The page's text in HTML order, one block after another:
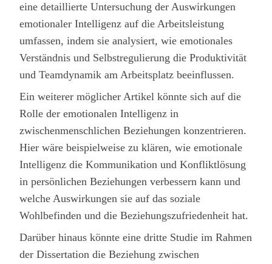
eine detaillierte Untersuchung der Auswirkungen
emotionaler Intelligenz auf die Arbeitsleistung
umfassen, indem sie analysiert, wie emotionales
Verständnis und Selbstregulierung die Produktivität
und Teamdynamik am Arbeitsplatz beeinflussen.
Ein weiterer möglicher Artikel könnte sich auf die
Rolle der emotionalen Intelligenz in
zwischenmenschlichen Beziehungen konzentrieren.
Hier wäre beispielweise zu klären, wie emotionale
Intelligenz die Kommunikation und Konfliktlösung
in persönlichen Beziehungen verbessern kann und
welche Auswirkungen sie auf das soziale
Wohlbefinden und die Beziehungszufriedenheit hat.
Darüber hinaus könnte eine dritte Studie im Rahmen
der Dissertation die Beziehung zwischen